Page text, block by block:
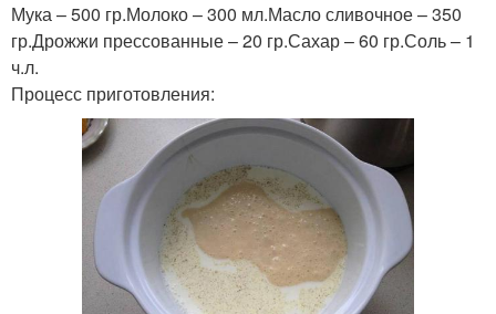
Мука – 500 гр.Молоко – 300 мл.Масло сливочное – 350
гр.Дрожжи прессованные – 20 гр.Сахар – 60 гр.Соль – 1
ч.л.
Процесс приготовления: